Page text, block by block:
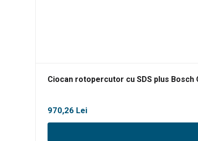
Ciocan rotopercutor cu SDS plus Bosch
970,26 Lei